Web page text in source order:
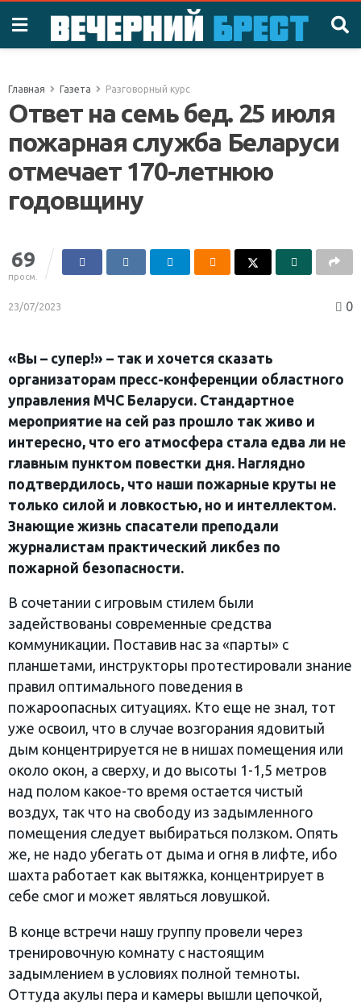
Главная Газета Разговорный курс
Ответ на семь бед. 25 июля
пожарная служба Беларуси
отмечает 170-летнюю
годовщину
69
просм.
23/07/2023 0
«Вы – супер!» – так и хочется сказать
организаторам пресс-конференции областного
управления МЧС Беларуси. Стандартное
мероприятие на сей раз прошло так живо и
интересно, что его атмосфера стала едва ли не
главным пунктом повестки дня. Наглядно
подтвердилось, что наши пожарные круты не
только силой и ловкостью, но и интеллектом.
Знающие жизнь спасатели преподали
журналистам практический ликбез по
пожарной безопасности.
В сочетании с игровым стилем были
задействованы современные средства
коммуникации. Поставив нас за «парты» с
планшетами, инструкторы протестировали знание
правил оптимального поведения в
пожароопасных ситуациях. Кто еще не знал, тот
уже освоил, что в случае возгорания ядовитый
дым концентрируется не в нишах помещения или
около окон, а сверху, и до высоты 1-1,5 метров
над полом какое-то время остается чистый
воздух, так что на свободу из задымленного
помещения следует выбираться ползком. Опять
же, не надо убегать от дыма и огня в лифте, ибо
шахта работает как вытяжка, концентрирует в
себе смог и может являться ловушкой.
В конце встречи нашу группу провели через
тренировочную комнату с настоящим
задымлением в условиях полной темноты.
Оттуда акулы пера и камеры вышли цепочкой,